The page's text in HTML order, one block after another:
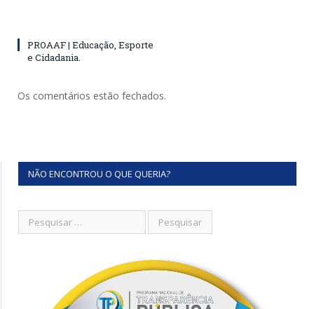
PROAAF | Educação, Esporte
e Cidadania.
Os comentários estão fechados.
NÃO ENCONTROU O QUE QUERIA?